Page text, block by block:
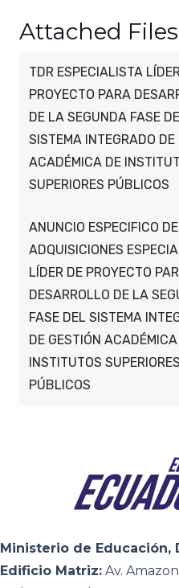
Attached Files
TDR ESPECIALISTA
PROYECTO PARA
DE LA SEGUNDA FASE
SISTEMA INTEGRADO DE
ACADÉMICA DE
SUPERIORES PÚBLICOS
ANUNCIO ESPECIFICO DE
ADQUISICIONES
LÍDER DE PROYECTO
DESARROLLO DE LA
FASE DEL SISTEMA
DE GESTIÓN
INSTITUTOS SUPERIORES
PÚBLICOS
Ministerio de Educación,
Edificio Matriz: Av.